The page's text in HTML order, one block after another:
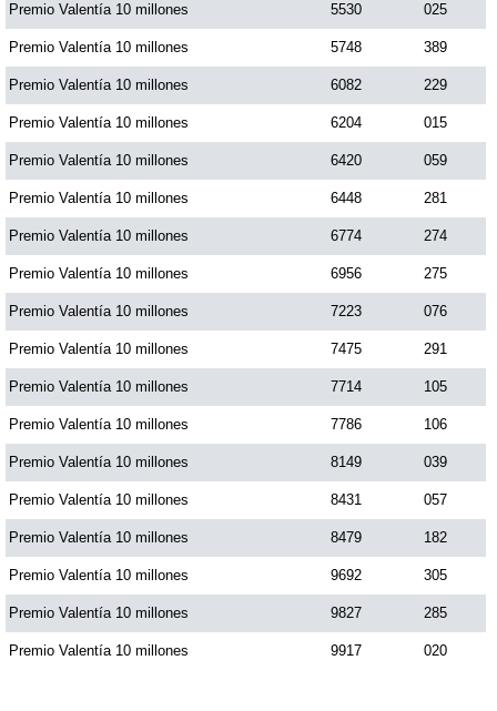
Premio Valentía 10 millones 5530 025
Premio Valentía 10 millones 5748 389
Premio Valentía 10 millones 6082 229
Premio Valentía 10 millones 6204 015
Premio Valentía 10 millones 6420 059
Premio Valentía 10 millones 6448 281
Premio Valentía 10 millones 6774 274
Premio Valentía 10 millones 6956 275
Premio Valentía 10 millones 7223 076
Premio Valentía 10 millones 7475 291
Premio Valentía 10 millones 7714 105
Premio Valentía 10 millones 7786 106
Premio Valentía 10 millones 8149 039
Premio Valentía 10 millones 8431 057
Premio Valentía 10 millones 8479 182
Premio Valentía 10 millones 9692 305
Premio Valentía 10 millones 9827 285
Premio Valentía 10 millones 9917 020